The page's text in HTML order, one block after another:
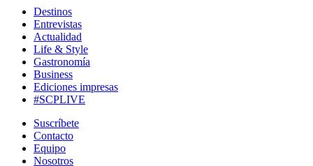
Destinos
Entrevistas
Actualidad
Life & Style
Gastronomía
Business
Ediciones impresas
#SCPLIVE
Suscríbete
Contacto
Equipo
Nosotros